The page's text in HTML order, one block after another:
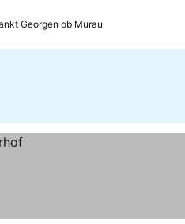
Georgen ob Murau